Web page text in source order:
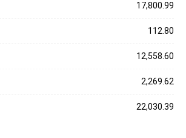
17,800.99
112.80
12,558.60
2,269.62
22,030.39